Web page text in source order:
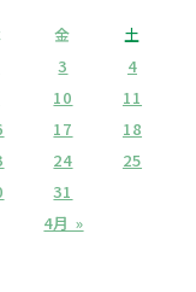
金 土
4月 »
3
4
10
11
17
18
24
25
31